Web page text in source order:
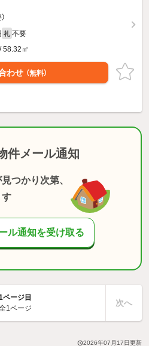
礼 不要
58.32㎡
わせ （無料）
件メール通知
つかり次第、
す
ル通知を受け取る
ページ目
1ページ
次へ
2026年07月17日更新